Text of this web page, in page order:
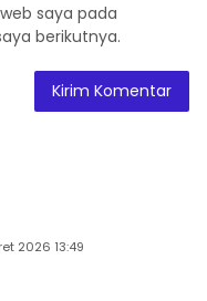
saya pada
berikutnya.
2026 13:49